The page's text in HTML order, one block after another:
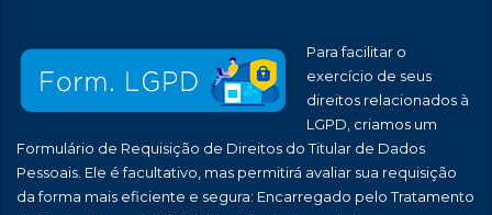
Para facilitar o
exercício de seus
direitos relacionados à
LGPD, criamos um
Formulário de Requisição de Direitos do Titular de Dados
Pessoais. Ele é facultativo, mas permitirá avaliar sua requisição
da forma mais eficiente e segura: Encarregado pelo Tratamento